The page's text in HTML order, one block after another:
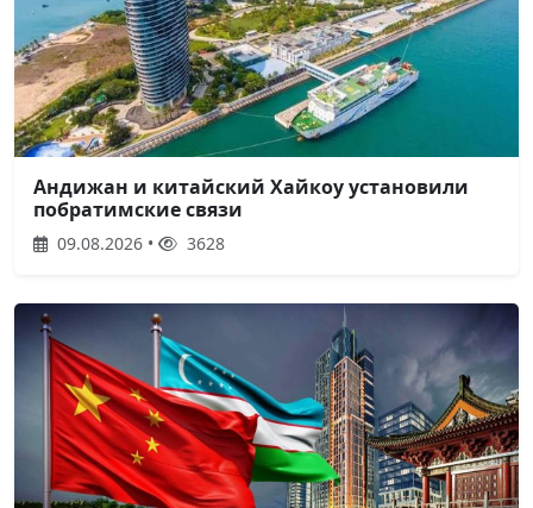
Андижан и китайский Хайкоу установили
побратимские связи
09.08.2026 • 3628